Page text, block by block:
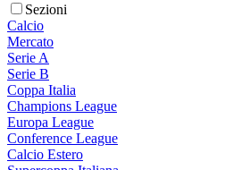
Sezioni
Calcio
Mercato
Serie A
Serie B
Coppa Italia
Champions League
Europa League
Conference League
Calcio Estero